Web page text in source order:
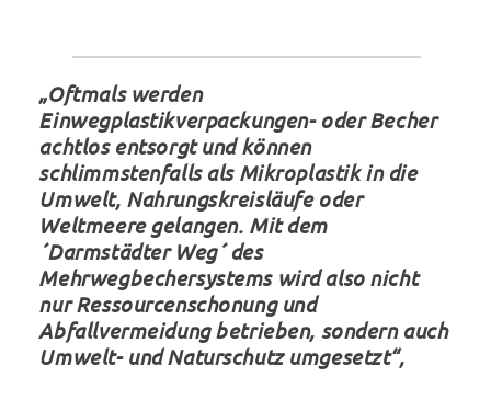
„Oftmals werden
Einwegplastikverpackungen- oder Becher
achtlos entsorgt und können
schlimmstenfalls als Mikroplastik in die
Umwelt, Nahrungskreisläufe oder
Weltmeere gelangen. Mit dem
´Darmstädter Weg´ des
Mehrwegbechersystems wird also nicht
nur Ressourcenschonung und
Abfallvermeidung betrieben, sondern auch
Umwelt- und Naturschutz umgesetzt“,